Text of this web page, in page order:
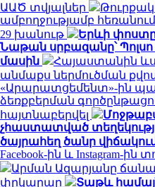
ԱԱԾ տվյալներ
ամբողջությամբ
29 խանութ
Երևի
Նաթան սրբազանը՝
մասին
Հայաստանին ևս
անմաքս ներմուծման
«Արարատցեմենտ»-ին
ձեռքբերման
հայտնաբերվել
չհաստատված
ծայրահեղ ծանր
Facebook-ին և Instagram-ին
Արման Ազարյանը
փրկարար
Տաթև